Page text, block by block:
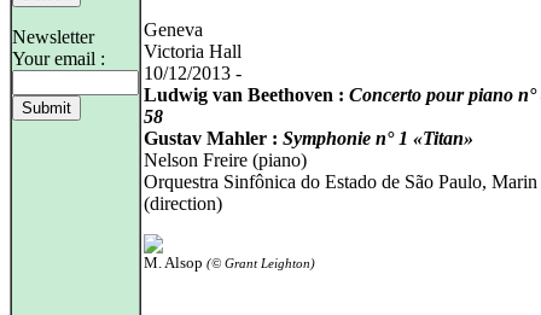
Newsletter
Your email :
Geneva
Victoria Hall
10/12/2013 -
Ludwig van Beethoven : Concerto pour piano n°
58
Gustav Mahler : Symphonie n° 1 «Titan»
Nelson Freire (piano)
Orquestra Sinfônica do Estado de São Paulo,
(direction)
M. Alsop (© Grant Leighton)